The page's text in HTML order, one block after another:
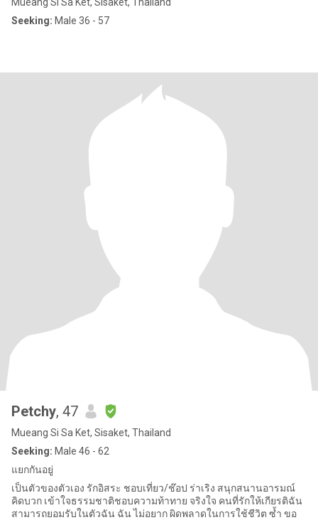
Seeking: Male 36 - 57
Petchy, 47
Mueang Si Sa Ket, Sisaket, Thailand
Seeking: Male 46 - 62
แยกกันอยู่
เป็นตัวของตัวเอง รักอิสระ ชอบเที่ยว/ช๊อป ร่าเริง สนุกสนานอารมณ์
คิดบวก เข้าใจธรรมชาติชอบความท้าทาย จริงใจ คนที่รักให้เกียรติฉัน
สามารถยอมรับในตัวฉัน ฉัน ไม่อยาก ผิดพลาดในการใช้ชีวิต ซ้ำ ขอ